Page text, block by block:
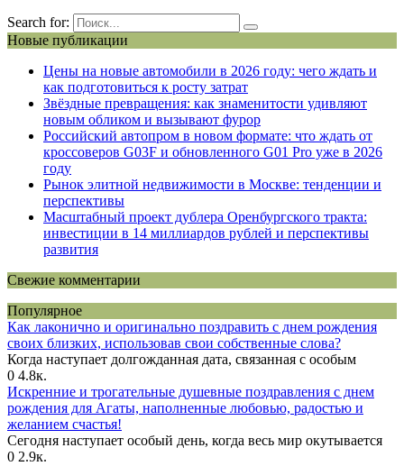
Search for:
Новые публикации
Цены на новые автомобили в 2026 году: чего ждать и
как подготовиться к росту затрат
Звёздные превращения: как знаменитости удивляют
новым обликом и вызывают фурор
Российский автопром в новом формате: что ждать от
кроссоверов G03F и обновленного G01 Pro уже в 2026
году
Рынок элитной недвижимости в Москве: тенденции и
перспективы
Масштабный проект дублера Оренбургского тракта:
инвестиции в 14 миллиардов рублей и перспективы
развития
Свежие комментарии
Популярное
Как лаконично и оригинально поздравить с днем рождения
своих близких, использовав свои собственные слова?
Когда наступает долгожданная дата, связанная с особым
0 4.8к.
Искренние и трогательные душевные поздравления с днем
рождения для Агаты, наполненные любовью, радостью и
желанием счастья!
Сегодня наступает особый день, когда весь мир окутывается
0 2.9к.